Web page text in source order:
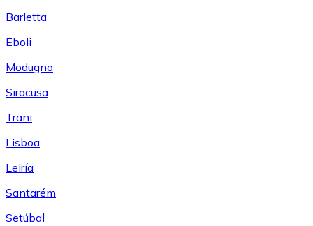
Barletta
Eboli
Modugno
Siracusa
Trani
Lisboa
Leiría
Santarém
Setúbal